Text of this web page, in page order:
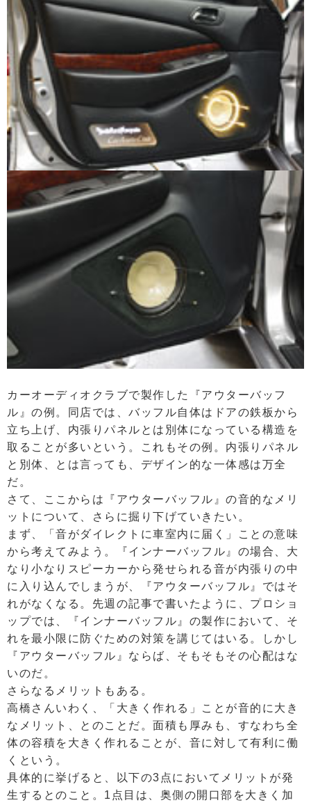
カーオーディオクラブで製作した『アウターバッフ
ル』の例。同店では、バッフル自体はドアの鉄板から
立ち上げ、内張りパネルとは別体になっている構造を
取ることが多いという。これもその例。内張りパネル
と別体、とは言っても、デザイン的な一体感は万全
だ。
さて、ここからは『アウターバッフル』の音的なメリ
ットについて、さらに掘り下げていきたい。
まず、「音がダイレクトに車室内に届く」ことの意味
から考えてみよう。『インナーバッフル』の場合、大
なり小なりスピーカーから発せられる音が内張りの中
に入り込んでしまうが、『アウターバッフル』ではそ
れがなくなる。先週の記事で書いたように、プロショ
ップでは、『インナーバッフル』の製作において、そ
れを最小限に防ぐための対策を講じてはいる。しかし
『アウターバッフル』ならば、そもそもその心配はな
いのだ。
さらなるメリットもある。
高橋さんいわく、「大きく作れる」ことが音的に大き
なメリット、とのことだ。面積も厚みも、すなわち全
体の容積を大きく作れることが、音に対して有利に働
くという。
具体的に挙げると、以下の3点においてメリットが発
生するとのこと。1点目は、奥側の開口部を大きく加